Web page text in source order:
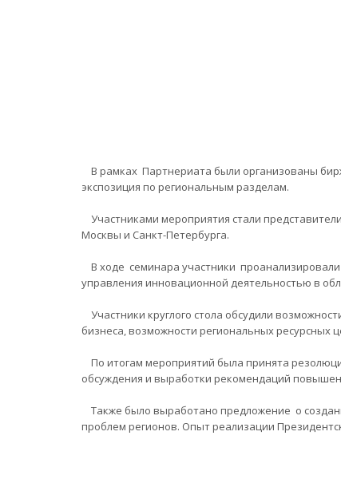
В рамках Партнериата были организованы
экспозиция по региональным разделам.
Участниками мероприятия стали
Москвы и Санкт-Петербурга.
В ходе семинара участники
управления инновационной деятельностью в
Участники круглого стола обсудили
бизнеса, возможности региональных ресурсных
По итогам мероприятий была принята
обсуждения и выработки рекомендаций
Также было выработано предложение о
проблем регионов. Опыт реализации